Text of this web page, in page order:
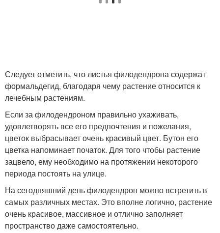
Следует отметить, что листья филодендрона содержат
формальдегид, благодаря чему растение относится к
лечебным растениям.
Если за филодендроном правильно ухаживать,
удовлетворять все его предпочтения и пожелания,
цветок выбрасывает очень красивый цвет. Бутон его
цветка напоминает початок. Для того чтобы растение
зацвело, ему необходимо на протяжении некоторого
периода постоять на улице.
На сегодняшний день филодендрон можно встретить в
самых различных местах. Это вполне логично, растение
очень красивое, массивное и отлично заполняет
пространство даже самостоятельно.